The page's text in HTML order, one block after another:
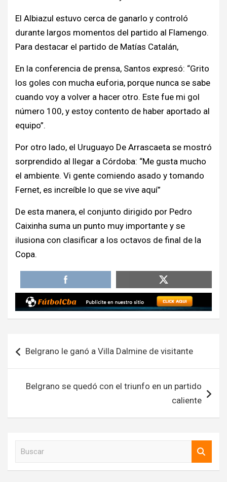
El Albiazul estuvo cerca de ganarlo y controló
durante largos momentos del partido al Flamengo.
Para destacar el partido de Matías Catalán,
En la conferencia de prensa, Santos expresó: “Grito
los goles con mucha euforia, porque nunca se sabe
cuando voy a volver a hacer otro. Este fue mi gol
número 100, y estoy contento de haber aportado al
equipo”.
Por otro lado, el Uruguayo De Arrascaeta se mostró
sorprendido al llegar a Córdoba: “Me gusta mucho
el ambiente. Vi gente comiendo asado y tomando
Fernet, es increíble lo que se vive aquí”
De esta manera, el conjunto dirigido por Pedro
Caixinha suma un punto muy importante y se
ilusiona con clasificar a los octavos de final de la
Copa.
de
entradas
Belgrano le ganó a Villa Dalmine de visitante
Belgrano se quedó con el triunfo en un partido
caliente